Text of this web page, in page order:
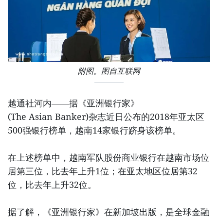
附图。图自互联网
越通社河内——据《亚洲银行家》
(The Asian Banker)杂志近日公布的2018年亚太区
500强银行榜单，越南14家银行跻身该榜单。
在上述榜单中，越南军队股份商业银行在越南市场位
居第三位，比去年上升1位；在亚太地区位居第32
位，比去年上升32位。
据了解，《亚洲银行家》在新加坡出版，是全球金融